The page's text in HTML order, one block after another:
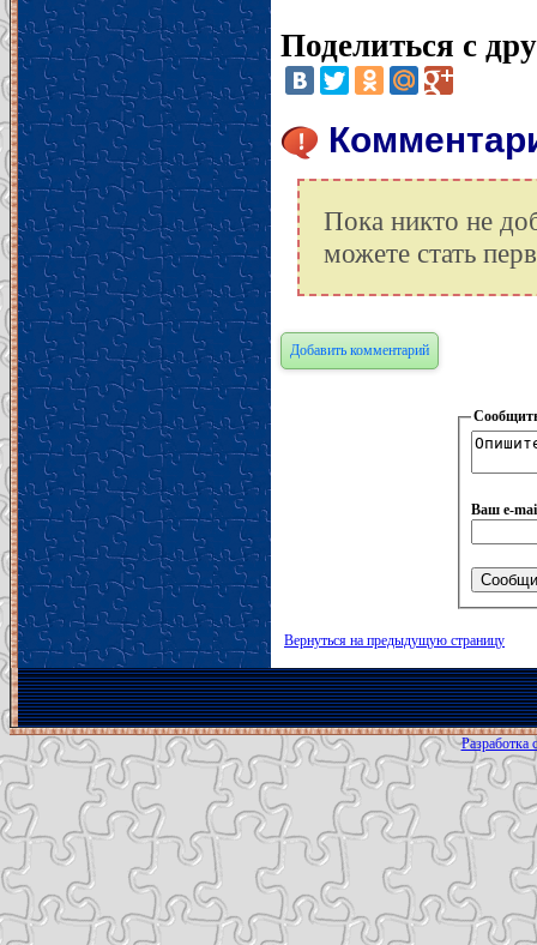
Поделиться с
Пока никто не
можете стать
Добавить комментарий
Ваш e-
Вернуться на предыдущую страницу
Разработка